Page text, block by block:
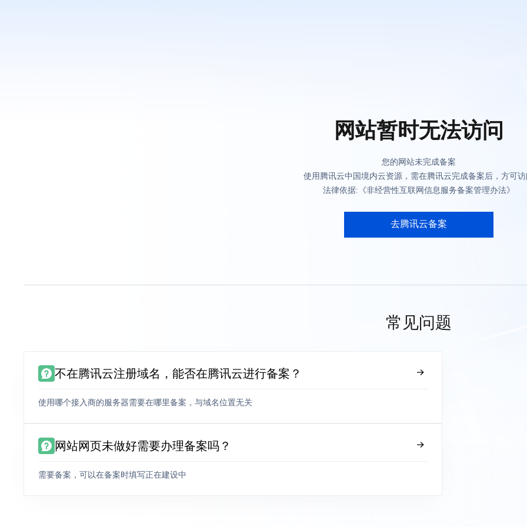
网站暂时无法访问
您的网站未完成备案
使用腾讯云中国境内云资源，需在腾讯云完成备案后，方可
法律依据:《非经营性互联网信息服务备案管理办法》
去腾讯云备案
常见问题
不在腾讯云注册域名，能否在腾讯云进行备案？
使用哪个接入商的服务器需要在哪里备案，与域名位置无关
网站网页未做好需要办理备案吗？
需要备案，可以在备案时填写正在建设中